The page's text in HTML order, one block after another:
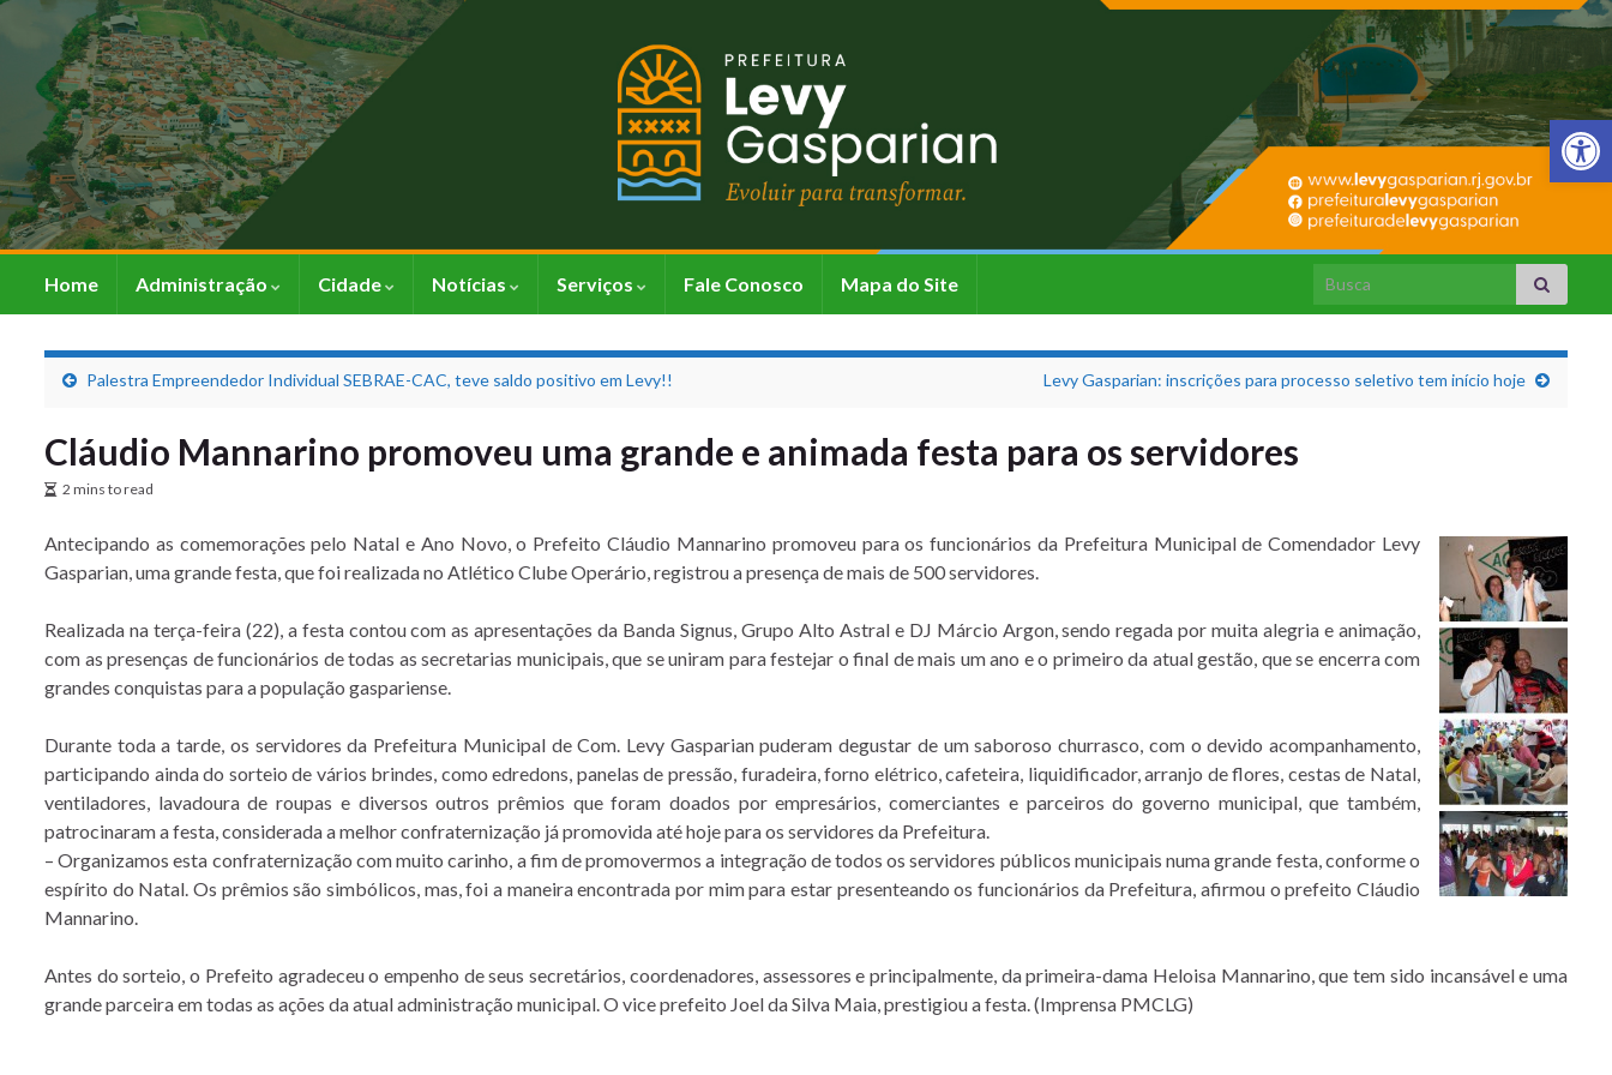
Barra de
Home Administração Cidade Notícias Serviços Fale Conosco Mapa do Site Search for:
Palestra Empreendedor Individual SEBRAE-CAC, teve saldo positivo em Levy!! Levy Gasparian: inscrições para processo seletivo tem início hoje
Cláudio Mannarino promoveu uma grande e animada festa para os servidores
2 mins to read
Antecipando as comemorações pelo Natal e Ano Novo, o Prefeito Cláudio Mannarino promoveu para os funcionários da Prefeitura Municipal de Comendador Levy
Gasparian, uma grande festa, que foi realizada no Atlético Clube Operário, registrou a presença de mais de 500 servidores.
Realizada na terça-feira (22), a festa contou com as apresentações da Banda Signus, Grupo Alto Astral e DJ Márcio Argon, sendo regada por muita alegria e animação,
com as presenças de funcionários de todas as secretarias municipais, que se uniram para festejar o final de mais um ano e o primeiro da atual gestão, que se encerra com
grandes conquistas para a população gaspariense.
Durante toda a tarde, os servidores da Prefeitura Municipal de Com. Levy Gasparian puderam degustar de um saboroso churrasco, com o devido acompanhamento,
participando ainda do sorteio de vários brindes, como edredons, panelas de pressão, furadeira, forno elétrico, cafeteira, liquidificador, arranjo de flores, cestas de Natal,
ventiladores, lavadoura de roupas e diversos outros prêmios que foram doados por empresários, comerciantes e parceiros do governo municipal, que também,
patrocinaram a festa, considerada a melhor confraternização já promovida até hoje para os servidores da Prefeitura.
– Organizamos esta confraternização com muito carinho, a fim de promovermos a integração de todos os servidores públicos municipais numa grande festa, conforme o
espírito do Natal. Os prêmios são simbólicos, mas, foi a maneira encontrada por mim para estar presenteando os funcionários da Prefeitura, afirmou o prefeito Cláudio
Mannarino.
Antes do sorteio, o Prefeito agradeceu o empenho de seus secretários, coordenadores, assessores e principalmente, da primeira-dama Heloisa Mannarino, que tem sido incansável e uma
grande parceira em todas as ações da atual administração municipal. O vice prefeito Joel da Silva Maia, prestigiou a festa. (Imprensa PMCLG)